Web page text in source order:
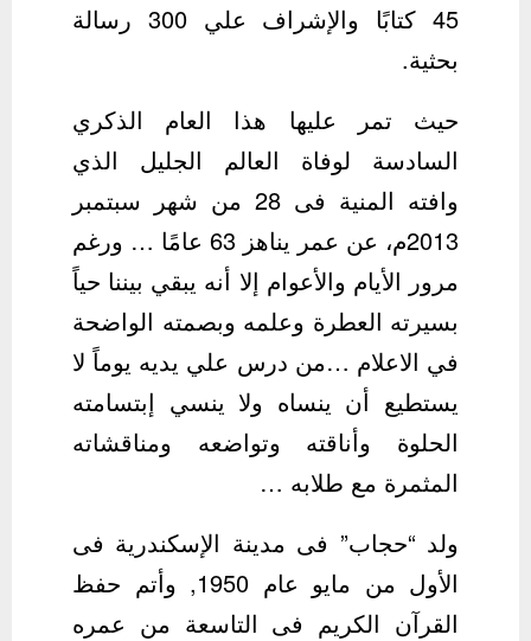
45 كتابًا والإشراف علي 300 رسالة
بحثية.
حيث تمر عليها هذا العام الذكري
السادسة لوفاة العالم الجليل الذي
وافته المنية فى 28 من شهر سبتمبر
2013م، عن عمر يناهز 63 عامًا … ورغم
مرور الأيام والأعوام إلا أنه يبقي بيننا حياً
بسيرته العطرة وعلمه وبصمته الواضحة
في الاعلام …من درس علي يديه يوماً لا
يستطيع أن ينساه ولا ينسي إبتسامته
الحلوة وأناقته وتواضعه ومناقشاته
المثمرة مع طلابه …
ولد “حجاب” فى مدينة الإسكندرية فى
الأول من مايو عام 1950, وأتم حفظ
القرآن الكريم فى التاسعة من عمره